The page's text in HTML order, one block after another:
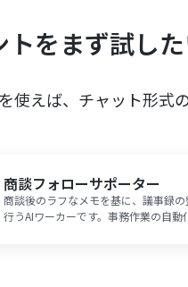
をまず試し
使えば、チャット形式
商談フォローサポーター
商談後のラフなメモを基に、議事録
行うAIワーカーです。事務作業の自